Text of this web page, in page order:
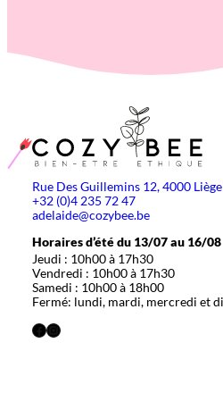
Rue Des Guillemins 12, 4000
+32 (0)4 235 72 47
adelaide@cozybee.be
Horaires d’été du 13/07 au 16/08
Jeudi : 10h00 à 17h30
Vendredi : 10h00 à 17h30
Samedi : 10h00 à 18h00
Fermé: lundi, mardi, mercredi et
Facebook
Instagram